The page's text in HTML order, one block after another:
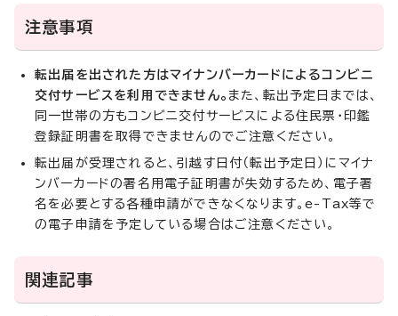
注意事項
転出届を出された方はマイナンバーカードによるコンビニ
交付サービスを利用できません。 また、転出予定日までは、
同一世帯の方もコンビニ交付サービスによる住民票・印鑑
登録証明書を取得できませんのでご注意ください。
転出届が受理されると、引越す日付（転出予定日）にマイナ
ンバーカードの署名用電子証明書が失効するため、電子署
名を必要とする各種申請ができなくなります。e-Tax等で
の電子申請を予定している場合はご注意ください。
関連記事